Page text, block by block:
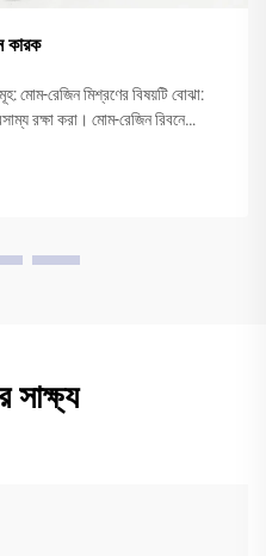
কারক
মোম-রেজিন মিশ্রণের বিষয়টি বোঝা:
রক্ষা করা। মোম-রেজিন রিবনে
সাক্ষ্য